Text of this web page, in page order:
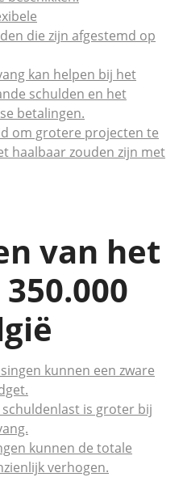
die zijn afgestemd op
kan helpen bij het
schulden en het
betalingen.
om grotere projecten te
haalbaar zouden zijn met
van het
kunnen een zware
is groter bij
kunnen de totale
verhogen.